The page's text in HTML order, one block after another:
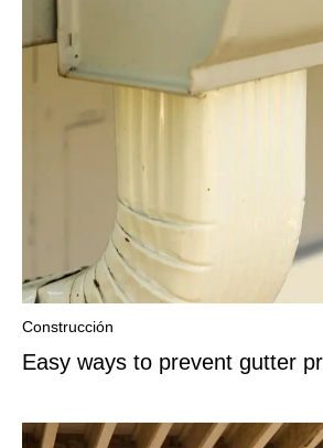
Construcción
Easy ways to prevent gutter